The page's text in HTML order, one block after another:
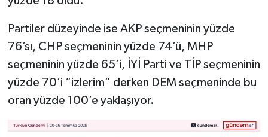
Partiler düzeyinde ise AKP seçmeninin yüzde
76’sı, CHP seçmeninin yüzde 74’ü, MHP
seçmeninin yüzde 65’i, İYİ Parti ve TİP seçmeninin
yüzde 70’i “izlerim” derken DEM seçmeninde bu
oran yüzde 100’e yaklaşıyor.